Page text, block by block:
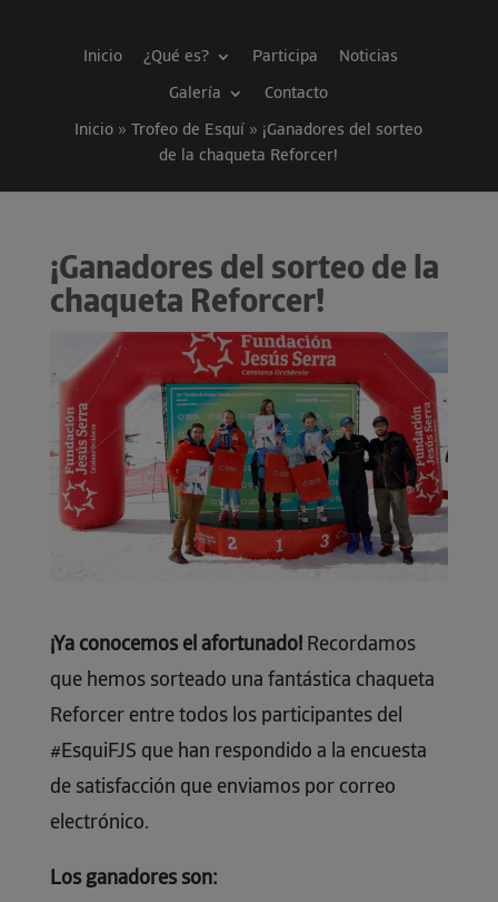
Inicio » Trofeo de Esquí » ¡Ganadores del sorteo
de la chaqueta Reforcer!
Inicio ¿Qué es? Participa Noticias
Galería Contacto
¡Ganadores del sorteo de la
chaqueta Reforcer!
¡Ya conocemos el afortunado!Recordamos
que hemos sorteado una fantástica chaqueta
Reforcer entre todos los participantes del
#EsquiFJS que han respondido a la encuesta
de satisfacción que enviamos por correo
electrónico.
Los ganadores son: